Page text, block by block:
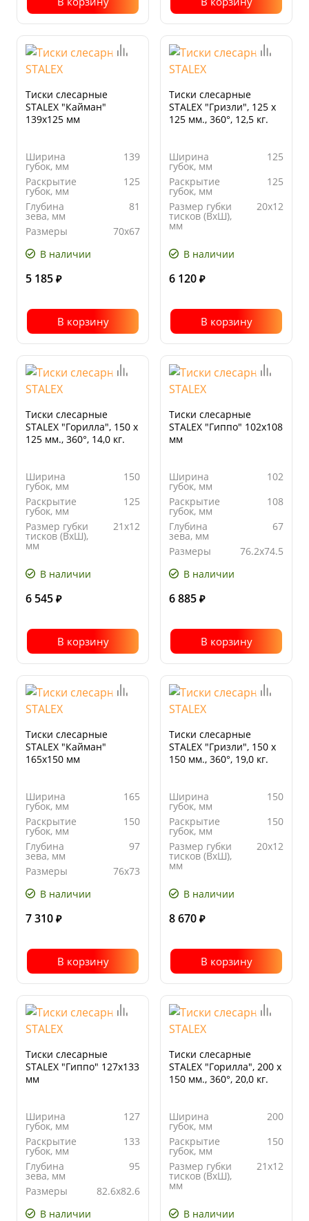
Тиски слесарные
STALEX "Кайман"
139х125 мм
Ширина
губок, мм
139
Раскрытие
губок, мм
125
Глубина
зева, мм
81
Размеры
наковальни,
мм
70х67
В наличии
5 185 ₽
В корзину
Тиски слесарные
STALEX "Гризли", 125 х
125 мм., 360°, 12,5 кг.
Ширина
губок, мм
125
Раскрытие
губок, мм
125
Размер губки
тисков (ВхШ),
мм
20х12
зева, мм
В наличии
6 120 ₽
В корзину
Тиски слесарные
STALEX "Горилла", 150 х
125 мм., 360°, 14,0 кг.
Ширина
губок, мм
150
Раскрытие
губок, мм
125
Размер губки
тисков (ВхШ),
мм
21х12
зева, мм
В наличии
6 545 ₽
В корзину
Тиски слесарные
STALEX "Гиппо" 102х108
мм
Ширина
губок, мм
102
Раскрытие
губок, мм
108
Глубина
зева, мм
67
Размеры
наковальни,
мм
76.2х74.5
В наличии
6 885 ₽
В корзину
Тиски слесарные
STALEX "Кайман"
165х150 мм
Ширина
губок, мм
165
Раскрытие
губок, мм
150
Глубина
зева, мм
97
Размеры
наковальни,
мм
76х73
В наличии
7 310 ₽
В корзину
Тиски слесарные
STALEX "Гризли", 150 х
150 мм., 360°, 19,0 кг.
Ширина
губок, мм
150
Раскрытие
губок, мм
150
Размер губки
тисков (ВхШ),
мм
20х12
зева, мм
В наличии
8 670 ₽
В корзину
Тиски слесарные
STALEX "Гиппо" 127х133
мм
Ширина
губок, мм
127
Раскрытие
губок, мм
133
Глубина
зева, мм
95
Размеры
наковальни,
мм
82.6х82.6
В наличии
Тиски слесарные
STALEX "Горилла", 200 х
150 мм., 360°, 20,0 кг.
Ширина
губок, мм
200
Раскрытие
губок, мм
150
Размер губки
тисков (ВхШ),
мм
21х12
зева, мм
В наличии